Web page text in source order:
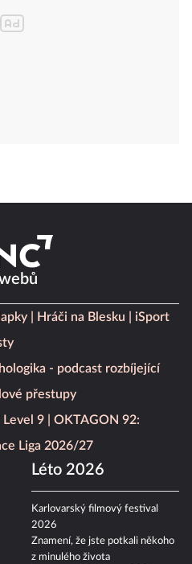
Hráči na Blesku
iSport
- podcast rozbíjející
přestupy
Level 9
OKTAGON 92:
Liga 2026/27
Léto 2026
Karlovarský filmový festival
2026
Znamení, že jste potkali někoho
z minulého života